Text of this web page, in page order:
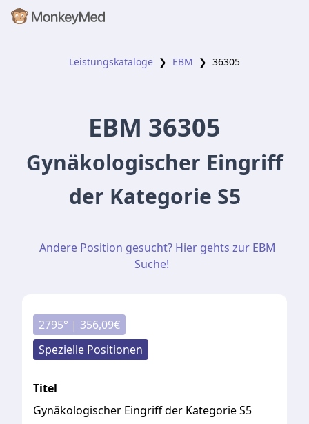
Leistungskataloge ❯ EBM ❯ 36305
EBM 36305
Gynäkologischer Eingriff
der Kategorie S5
Andere Position gesucht? Hier gehts zur EBM
Suche!
2795° | 356,09€
Spezielle Positionen
Titel
Gynäkologischer Eingriff der Kategorie S5